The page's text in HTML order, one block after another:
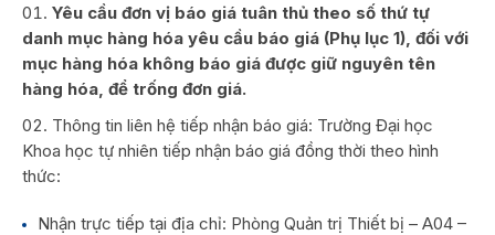
Yêu cầu đơn vị báo giá tuân thủ theo số thứ tự
danh mục hàng hóa yêu cầu báo giá (Phụ lục 1), đối với
mục hàng hóa không báo giá được giữ nguyên tên
hàng hóa, để trống đơn giá.
Thông tin liên hệ tiếp nhận báo giá: Trường Đại học
Khoa học tự nhiên tiếp nhận báo giá đồng thời theo hình
thức:
Nhận trực tiếp tại địa chỉ: Phòng Quản trị Thiết bị – A04 –